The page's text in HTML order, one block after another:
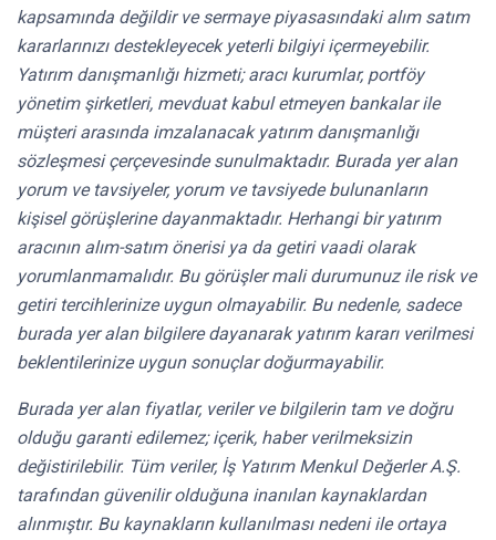
kapsamında değildir ve sermaye piyasasındaki alım satım
kararlarınızı destekleyecek yeterli bilgiyi içermeyebilir.
Yatırım danışmanlığı hizmeti; aracı kurumlar, portföy
yönetim şirketleri, mevduat kabul etmeyen bankalar ile
müşteri arasında imzalanacak yatırım danışmanlığı
sözleşmesi çerçevesinde sunulmaktadır. Burada yer alan
yorum ve tavsiyeler, yorum ve tavsiyede bulunanların
kişisel görüşlerine dayanmaktadır. Herhangi bir yatırım
aracının alım-satım önerisi ya da getiri vaadi olarak
yorumlanmamalıdır. Bu görüşler mali durumunuz ile risk ve
getiri tercihlerinize uygun olmayabilir. Bu nedenle, sadece
burada yer alan bilgilere dayanarak yatırım kararı verilmesi
beklentilerinize uygun sonuçlar doğurmayabilir.
Burada yer alan fiyatlar, veriler ve bilgilerin tam ve doğru
olduğu garanti edilemez; içerik, haber verilmeksizin
değistirilebilir. Tüm veriler, İş Yatırım Menkul Değerler A.Ş.
tarafından güvenilir olduğuna inanılan kaynaklardan
alınmıştır. Bu kaynakların kullanılması nedeni ile ortaya